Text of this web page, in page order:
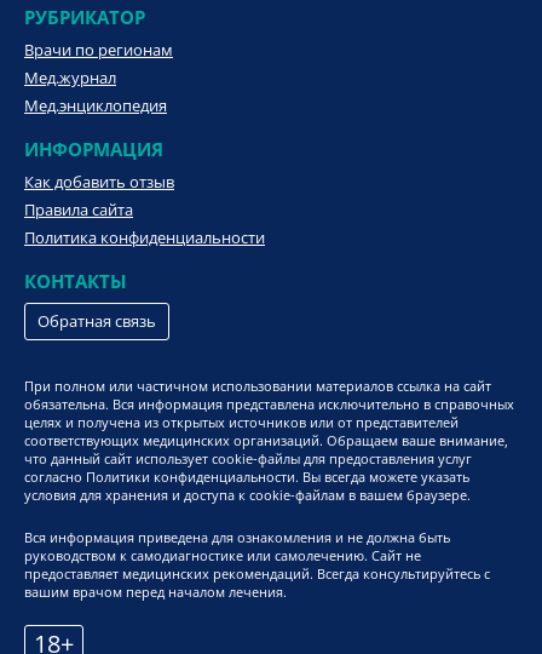
РУБРИКАТОР
Врачи по регионам
Мед.журнал
Мед.энциклопедия
ИНФОРМАЦИЯ
Как добавить отзыв
Правила сайта
Политика конфиденциальности
КОНТАКТЫ
Обратная связь
При полном или частичном использовании материалов ссылка на сайт
обязательна. Вся информация представлена исключительно в справочных
целях и получена из открытых источников или от представителей
соответствующих медицинских организаций. Обращаем ваше внимание,
что данный сайт использует cookie-файлы для предоставления услуг
согласно Политики конфиденциальности. Вы всегда можете указать
условия для хранения и доступа к cookie-файлам в вашем браузере.
Вся информация приведена для ознакомления и не должна быть
руководством к самодиагностике или самолечению. Сайт не
предоставляет медицинских рекомендаций. Всегда консультируйтесь с
вашим врачом перед началом лечения.
18+